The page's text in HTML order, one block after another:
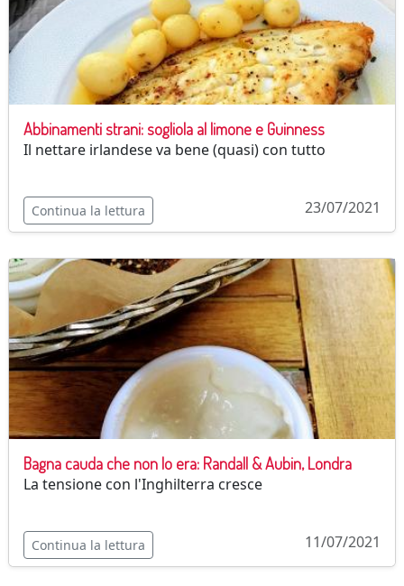
Abbinamenti strani: sogliola al limone e Guinness
Il nettare irlandese va bene (quasi) con tutto
Continua la lettura 23/07/2021
Bagna cauda che non lo era: Randall & Aubin, Londra
La tensione con l'Inghilterra cresce
Continua la lettura 11/07/2021